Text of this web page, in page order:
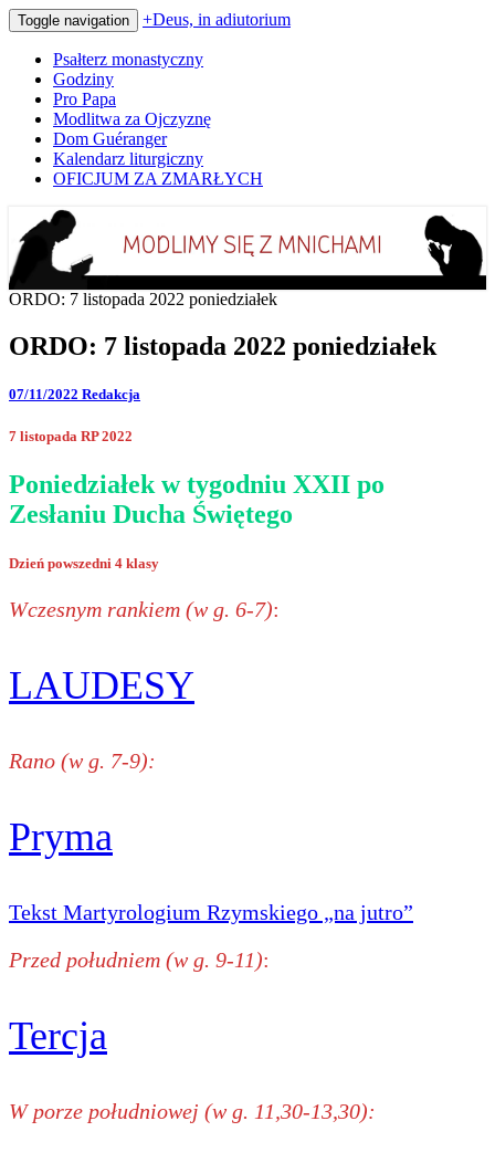
Toggle navigation +Deus, in adiutorium
Psałterz monastyczny
Godziny
Pro Papa
Modlitwa za Ojczyznę
Dom Guéranger
Kalendarz liturgiczny
OFICJUM ZA ZMARŁYCH
+Deus, in adiutorium
Codziennie modlimy się z mnichami
ORDO: 7 listopada 2022 poniedziałek
ORDO: 7 listopada 2022 poniedziałek
07/11/2022 Redakcja
7 listopada RP 2022
Poniedziałek w tygodniu XXII po
Zesłaniu Ducha Świętego
Dzień powszedni 4 klasy
Wczesnym rankiem (w g. 6-7):
LAUDESY
Rano (w g. 7-9):
Pryma
Tekst Martyrologium Rzymskiego „na jutro”
Przed południem (w g. 9-11):
Tercja
W porze południowej (w g. 11,30-13,30):